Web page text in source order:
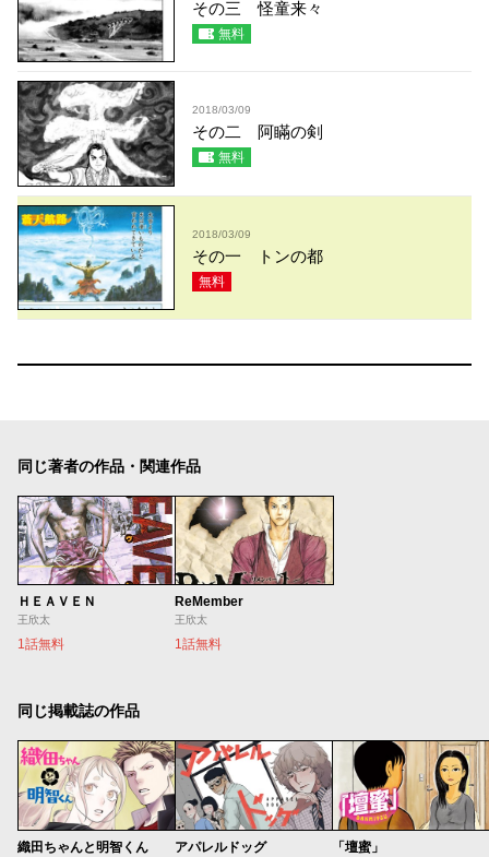
その三 怪童来々
無料
2018/03/09
その二 阿瞞の剣
無料
2018/03/09
その一 トンの都
無料
同じ著者の作品・関連作品
ＨＥＡＶＥＮ
王欣太
1話無料
ReMember
王欣太
1話無料
同じ掲載誌の作品
織田ちゃんと明智くん アパレルドッグ 「壇蜜」